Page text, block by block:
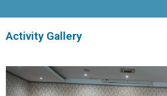
Activity Gallery